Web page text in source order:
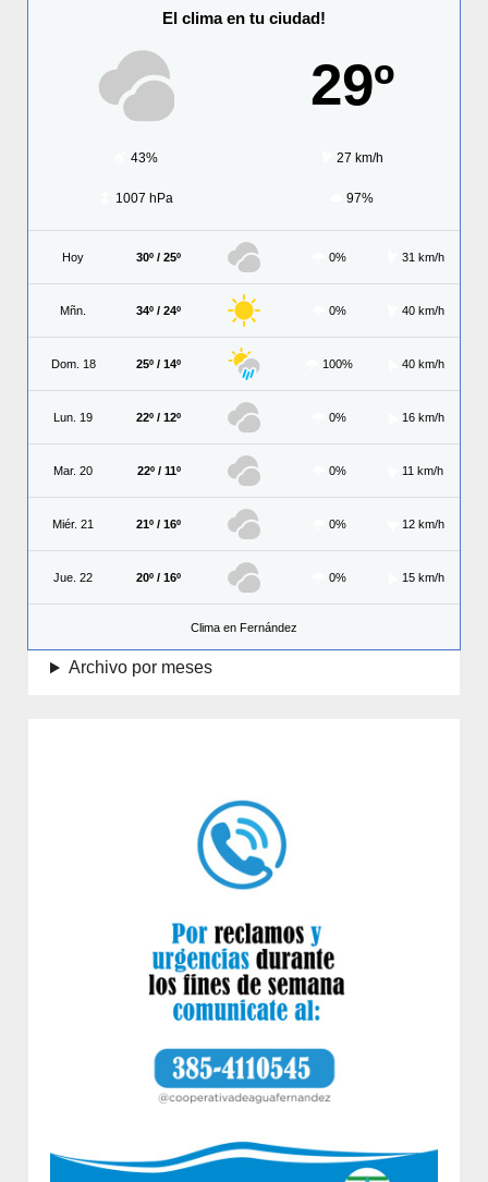
El clima en tu ciudad!
29º
43% 27 km/h
1007 hPa 97%
Hoy 30º / 25º 0% 31 km/h
Mñn. 34º / 24º 0% 40 km/h
Dom. 18 25º / 14º 100% 40 km/h
Lun. 19 22º / 12º 0% 16 km/h
Mar. 20 22º / 11º 0% 11 km/h
Miér. 21 21º / 16º 0% 12 km/h
Jue. 22 20º / 16º 0% 15 km/h
Clima en Fernández
Archivo por meses